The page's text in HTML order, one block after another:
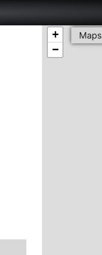
+
−
Maps